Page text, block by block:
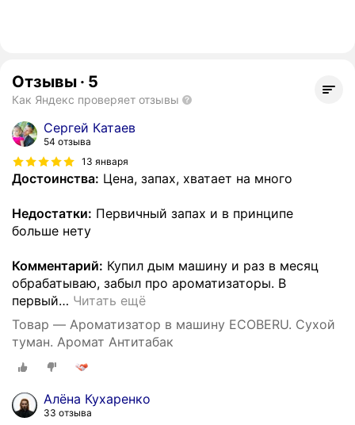
Отзывы · 5
Как Яндекс проверяет отзывы
Сергей Катаев
54 отзыва
13 января
Достоинства: Цена, запах, хватает на много
Недостатки: Первичный запах и в принципе
больше нету
Комментарий: Купил дым машину и раз в месяц
обрабатываю, забыл про ароматизаторы. В
первый… Читать ещё
Товар — Ароматизатор в машину ECOBERU. Сухой
туман. Аромат Антитабак
Алёна Кухаренко
33 отзыва